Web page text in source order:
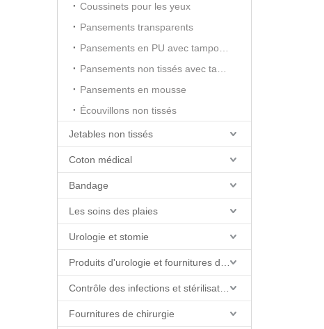
Coussinets pour les yeux
Pansements transparents
Pansements en mousse
Écouvillons non tissés
Jetables non tissés
Coton médical
Bandage
Les soins des plaies
Urologie et stomie
Fournitures de chirurgie